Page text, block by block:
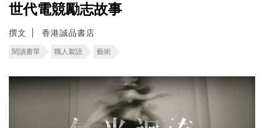
世代電競勵志故事
撰文 香港誠品書店
閱讀書單 職人絮語 藝術